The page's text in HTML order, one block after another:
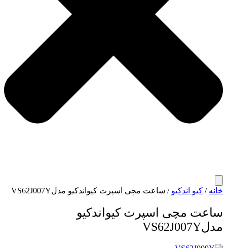
خانه / کیو اندکیو / ساعت مچی اسپرت کیواندکیو مدلVS62J007Y
ساعت مچی اسپرت کیواندکیو
مدلVS62J007Y